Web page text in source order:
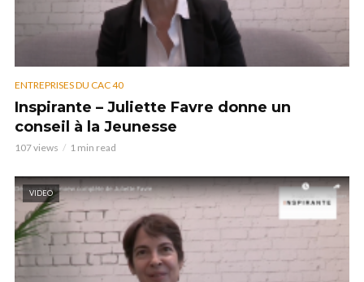
ENTREPRISES DU CAC 40
Inspirante – Juliette Favre donne un
conseil à la Jeunesse
107 views 1 min read
VIDEO